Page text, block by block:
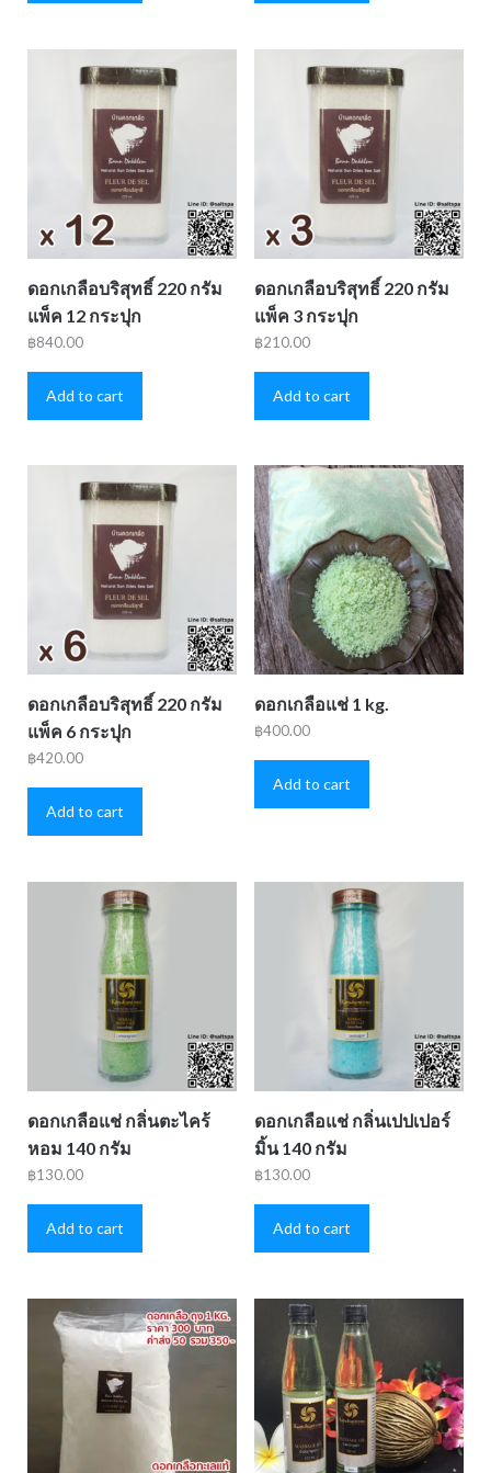
ดอกเกลือบริสุทธิ์ 220 กรัม
แพ็ค 12 กระปุก
฿840.00
Add to cart
ดอกเกลือบริสุทธิ์ 220 กรัม
แพ็ค 3 กระปุก
฿210.00
Add to cart
ดอกเกลือบริสุทธิ์ 220 กรัม
แพ็ค 6 กระปุก
฿420.00
Add to cart
ดอกเกลือแช่ 1 kg.
฿400.00
Add to cart
ดอกเกลือแช่ กลิ่นตะไคร้
หอม 140 กรัม
฿130.00
Add to cart
ดอกเกลือแช่ กลิ่นเปปเปอร์
มิ้น 140 กรัม
฿130.00
Add to cart